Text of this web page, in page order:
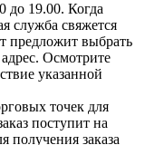
до 19.00. Когда
служба свяжется
предложит выбрать
Осмотрите
указанной
точек для
поступит на
получения заказа